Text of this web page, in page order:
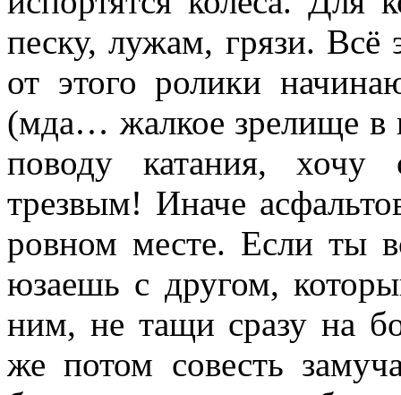
песку, лужам, грязи. Всё
от этого ролики
(мда… жалкое зрелище в
поводу катания, хочу
трезвым! Иначе
ровном месте. Если ты
юзаешь с другом,
ним, не тащи сразу на
же потом совесть